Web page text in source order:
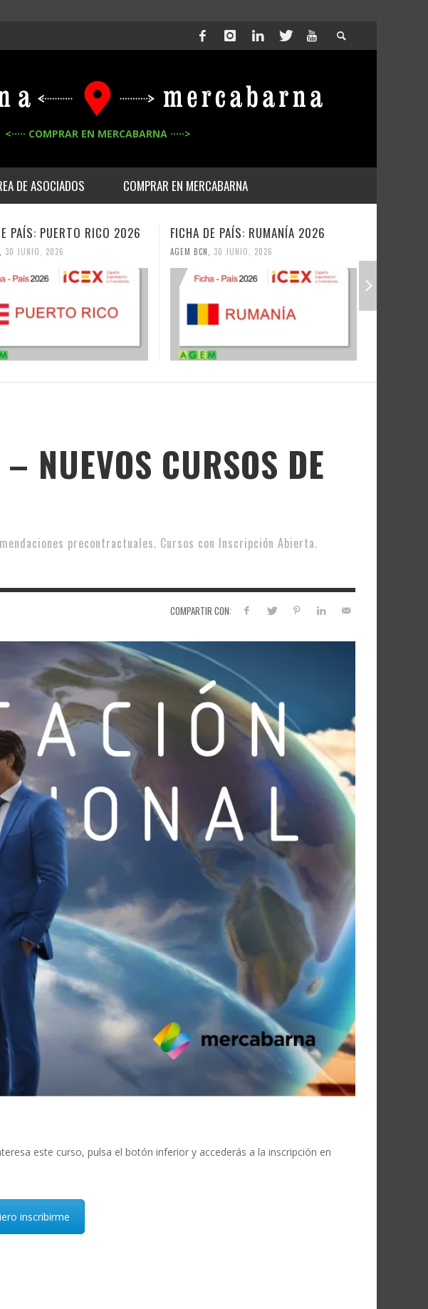
<····· COMPRAR EN MERCABARNA ·····>
DE ASOCIADOS COMPRAR EN MERCABARNA
PAÍS: PUERTO RICO 2026
30 JUNIO, 2026
FICHA DE PAÍS: RUMANÍA 2026
AGEM BCN 30 JUNIO, 2026
NUEVOS CURSOS DE
precontractuales. Cursos con Inscripción Abierta.
COMPARTIR CON:
este curso, pulsa el botón inferior y accederás a la inscripción en
inscribirme